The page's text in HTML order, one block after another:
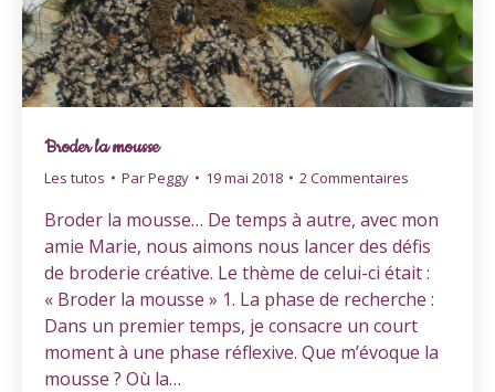
Broder la mousse
Les tutos ParPeggy 19 mai 2018 2 Commentaires
Broder la mousse… De temps à autre, avec mon
amie Marie, nous aimons nous lancer des défis
de broderie créative. Le thème de celui-ci était :
« Broder la mousse » 1. La phase de recherche :
Dans un premier temps, je consacre un court
moment à une phase réflexive. Que m’évoque la
mousse ? Où la…